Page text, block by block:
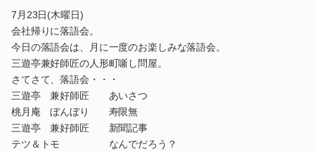
7月23日(木曜日)
会社帰りに落語会。
今日の落語会は、月に一度のお楽しみな落語会。
三遊亭兼好師匠の人形町噺し問屋。
さてさて、落語会・・・
三遊亭 兼好師匠 あいさつ
桃月庵 ぼんぼり 寿限無
三遊亭 兼好師匠 新聞記事
テツ＆トモ なんでだろう？